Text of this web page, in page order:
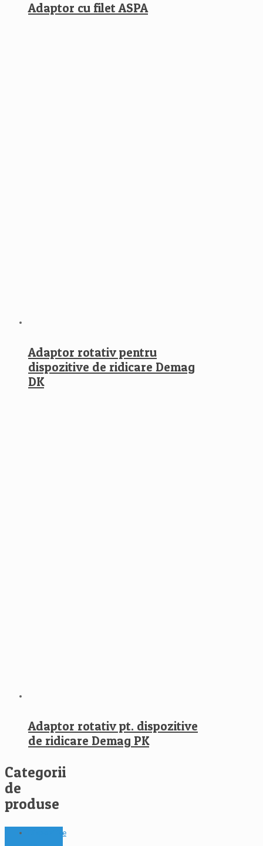
Adaptor cu filet ASPA
Adaptor rotativ pentru
dispozitive de ridicare Demag
DK
Adaptor rotativ pt. dispozitive
de ridicare Demag PK
Categorii
de
produse
Dispozitive